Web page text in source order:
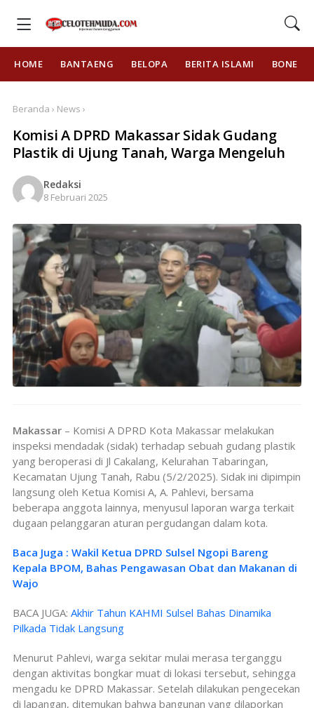
HOME BANTAENG BELOPA BERITA ISLAMI BONE
Beranda › News ›
Komisi A DPRD Makassar Sidak Gudang
Plastik di Ujung Tanah, Warga Mengeluh
Redaksi
8 Februari 2025
Makassar – Komisi A DPRD Kota Makassar melakukan
inspeksi mendadak (sidak) terhadap sebuah gudang plastik
yang beroperasi di Jl Cakalang, Kelurahan Tabaringan,
Kecamatan Ujung Tanah, Rabu (5/2/2025). Sidak ini dipimpin
langsung oleh Ketua Komisi A, A. Pahlevi, bersama
beberapa anggota lainnya, menyusul laporan warga terkait
dugaan pelanggaran aturan pergudangan dalam kota.
Baca Juga : Wakil Ketua DPRD Sulsel Ngopi Bareng
Kepala BPOM, Bahas Pengawasan Obat dan Makanan di
Wajo
BACA JUGA: Akhir Tahun KAHMI Sulsel Bahas Dinamika
Pilkada Tidak Langsung
Menurut Pahlevi, warga sekitar mulai merasa terganggu
dengan aktivitas bongkar muat di lokasi tersebut, sehingga
mengadu ke DPRD Makassar. Setelah dilakukan pengecekan
di lapangan, ditemukan bahwa bangunan yang dilaporkan